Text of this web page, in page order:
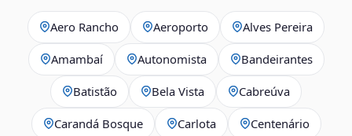
Aero Rancho Aeroporto Alves Pereira
Amambaí Autonomista Bandeirantes
Batistão Bela Vista Cabreúva
Carandá Bosque Carlota Centenário